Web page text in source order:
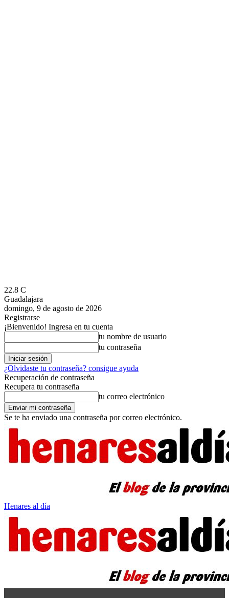
22.8 C
Guadalajara
domingo, 9 de agosto de 2026
Registrarse
¡Bienvenido! Ingresa en tu cuenta
tu nombre de usuario
tu contraseña
¿Olvidaste tu contraseña? consigue ayuda
Recuperación de contraseña
Recupera tu contraseña
tu correo electrónico
Se te ha enviado una contraseña por correo electrónico.
Henares al día